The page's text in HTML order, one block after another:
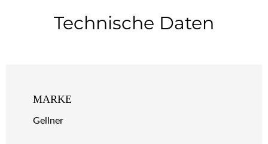
Technische Daten
MARKE
Gellner